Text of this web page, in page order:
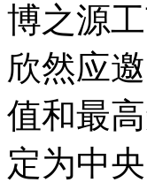
博之源
欣然应
值和最
定为中